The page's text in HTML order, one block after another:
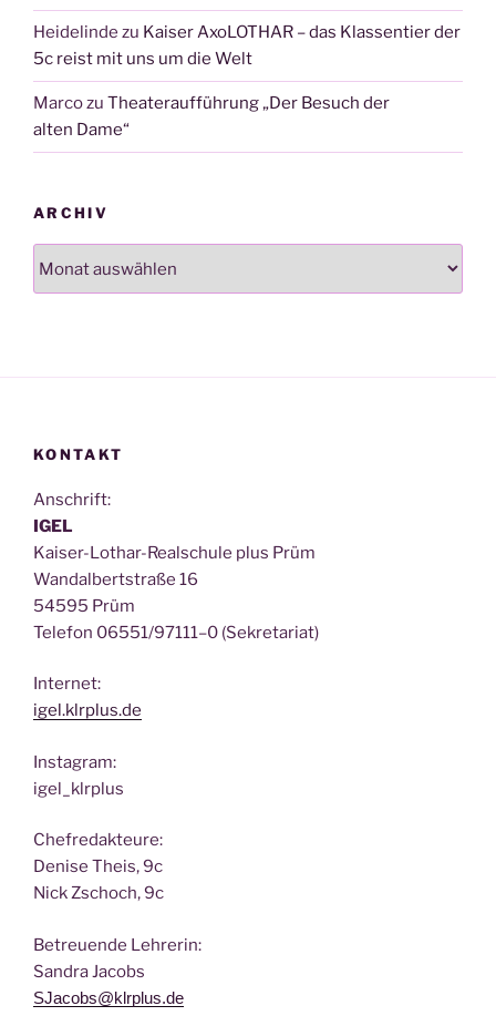
Heidelinde zu Kaiser AxoLOTHAR – das Klassentier der
5c reist mit uns um die Welt
Marcozu Theateraufführung „Der Besuch der
alten Dame“
ARCHIV
KONTAKT
Anschrift:
IGEL
Kai­ser-Lothar-Real­schu­le plus Prüm
Wan­dal­bert­stra­ße 16
54595 Prüm
Tele­fon 06551/97111–0 (Sekre­ta­ri­at)
Inter­net:
igel.klrplus.de
Insta­gram:
igel_klrplus
Chef­re­dak­teu­re:
Deni­se Theis, 9c
Nick Zscho­ch, 9c
Betreu­en­de Lehrerin:
San­dra Jacobs
SJacobs@klrplus.de